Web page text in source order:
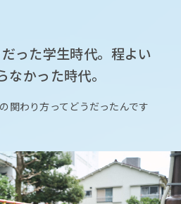
った学生時代。程よい
かった時代。
関わり方ってどうだったんです